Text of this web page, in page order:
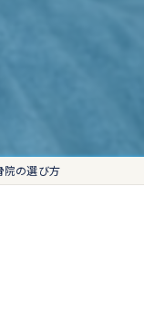
院の選び方